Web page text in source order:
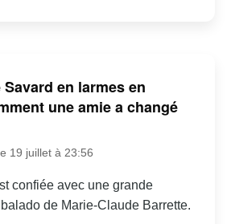
en larmes en
une amie a changé
19 juillet à 23:56
confiée avec une grande
de Marie-Claude Barrette.